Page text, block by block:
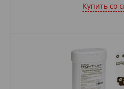
Купить cо